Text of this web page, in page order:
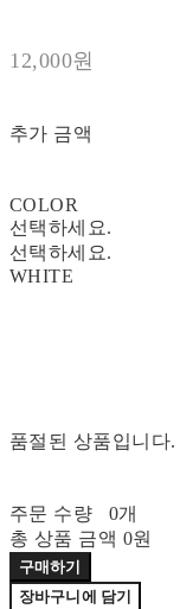
12,000원
추가 금액
COLOR
선택하세요.
선택하세요.
WHITE
품절된 상품입니다.
주문 수량
0개
총 상품 금액 0원
구매하기
장바구니에 담기